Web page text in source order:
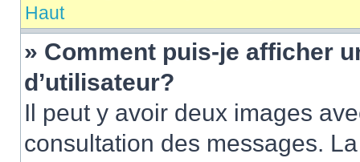
Haut
» Comment puis-je afficher
d’utilisateur?
Il peut y avoir deux images
consultation des messages.